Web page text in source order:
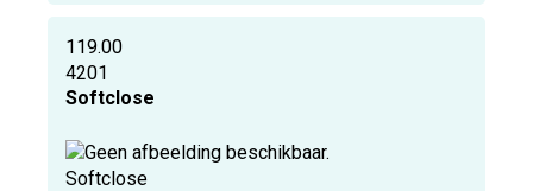
119.00
4201
Softclose
Softclose